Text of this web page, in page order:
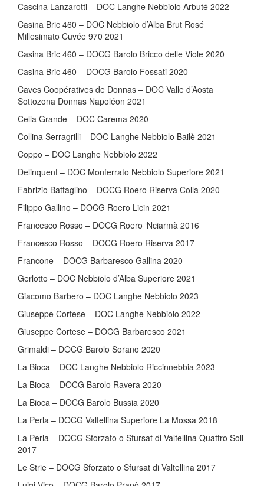
Cascina Lanzarotti – DOC Langhe Nebbiolo Arbuté 2022
Casina Bric 460 – DOC Nebbiolo d’Alba Brut Rosé
Millesimato Cuvée 970 2021
Casina Bric 460 – DOCG Barolo Bricco delle Viole 2020
Casina Bric 460 – DOCG Barolo Fossati 2020
Caves Coopératives de Donnas – DOC Valle d’Aosta
Sottozona Donnas Napoléon 2021
Cella Grande – DOC Carema 2020
Collina Serragrilli – DOC Langhe Nebbiolo Bailè 2021
Coppo – DOC Langhe Nebbiolo 2022
Delinquent – DOC Monferrato Nebbiolo Superiore 2021
Fabrizio Battaglino – DOCG Roero Riserva Colla 2020
Filippo Gallino – DOCG Roero Licin 2021
Francesco Rosso – DOCG Roero ‘Nciarmà 2016
Francesco Rosso – DOCG Roero Riserva 2017
Francone – DOCG Barbaresco Gallina 2020
Gerlotto – DOC Nebbiolo d’Alba Superiore 2021
Giacomo Barbero – DOC Langhe Nebbiolo 2023
Giuseppe Cortese – DOC Langhe Nebbiolo 2022
Giuseppe Cortese – DOCG Barbaresco 2021
Grimaldi – DOCG Barolo Sorano 2020
La Bioca – DOC Langhe Nebbiolo Riccinnebbia 2023
La Bioca – DOCG Barolo Ravera 2020
La Bioca – DOCG Barolo Bussia 2020
La Perla – DOCG Valtellina Superiore La Mossa 2018
La Perla – DOCG Sforzato o Sfursat di Valtellina Quattro Soli
2017
Le Strie – DOCG Sforzato o Sfursat di Valtellina 2017